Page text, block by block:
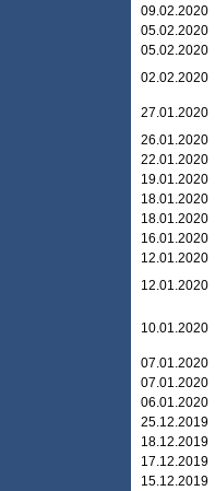
09.02.2020
05.02.2020
05.02.2020
02.02.2020
27.01.2020
26.01.2020
22.01.2020
19.01.2020
18.01.2020
18.01.2020
16.01.2020
12.01.2020
12.01.2020
10.01.2020
07.01.2020
07.01.2020
06.01.2020
25.12.2019
18.12.2019
17.12.2019
15.12.2019